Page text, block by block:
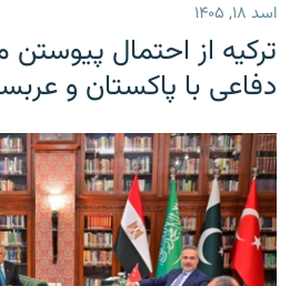
اسد ۱۸, ۱۴۰۵
ترکیه از احتمال
دفاعی با پاکستان و